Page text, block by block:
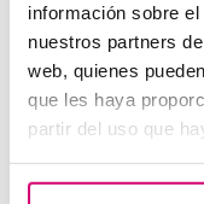
información sobre
nuestros partners
web, quienes
que les haya
partir del uso que